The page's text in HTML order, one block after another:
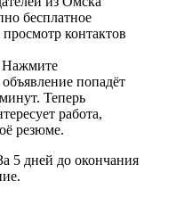
бесплатное
контактов
Нажмите
попадёт
Теперь
работа,
резюме.
5 дней до окончания